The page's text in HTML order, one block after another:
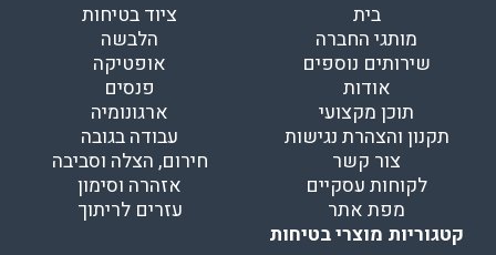
בית
מותגי החברה
שירותים נוספים
אודות
תוכן מקצועי
תקנון והצהרת נגישות
צור קשר
לקוחות עסקיים
מפת אתר
ציוד בטיחות
הלבשה
אופטיקה
פנסים
ארגונומיה
עבודה בגובה
חירום, הצלה וסביבה
אזהרה וסימון
עזרים לריתוך
קטגוריות מוצרי בטיחות